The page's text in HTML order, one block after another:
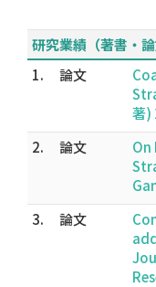
研究業績（著書・論
1.
論文
著)
2.
論文
3.
論文